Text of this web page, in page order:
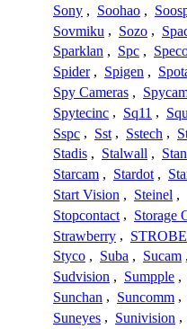
Sony , Soohao ,
Sovmiku , Sozo ,
Sparklan , Spc ,
Spider , Spigen ,
Spy Cameras ,
Spytecinc , Sq11 ,
Sspc , Sst , Sstech ,
Stadis , Stalwall ,
Starcam , Stardot ,
Start Vision , Steinel ,
Stopcontact , Storage
Strawberry ,
Styco , Suba , Sucam ,
Sudvision , Sumpple ,
Sunchan , Suncomm ,
Suneyes , Sunivision ,